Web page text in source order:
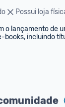
Possui loja
o lançamento de
books, incluindo